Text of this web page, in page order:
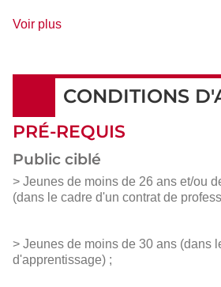
Voir plusde
CONDITIONS
PRÉ-REQUIS
Public ciblé
> Jeunes de moins de 26 ans et/ou
(dans le cadre d'un contrat de
> Jeunes de moins de 30 ans (dans
d'apprentissage) ;